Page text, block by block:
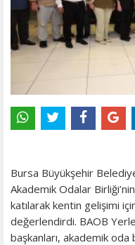
Bursa Büyükşehir
Akademik Odalar
katılarak kentin gelişimi
değerlendirdi. BAOB
başkanları, akademik oda